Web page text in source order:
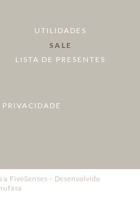
UTILIDADES
SALE
LISTA DE PRESENTES
FiveSenses - Desenvolvido